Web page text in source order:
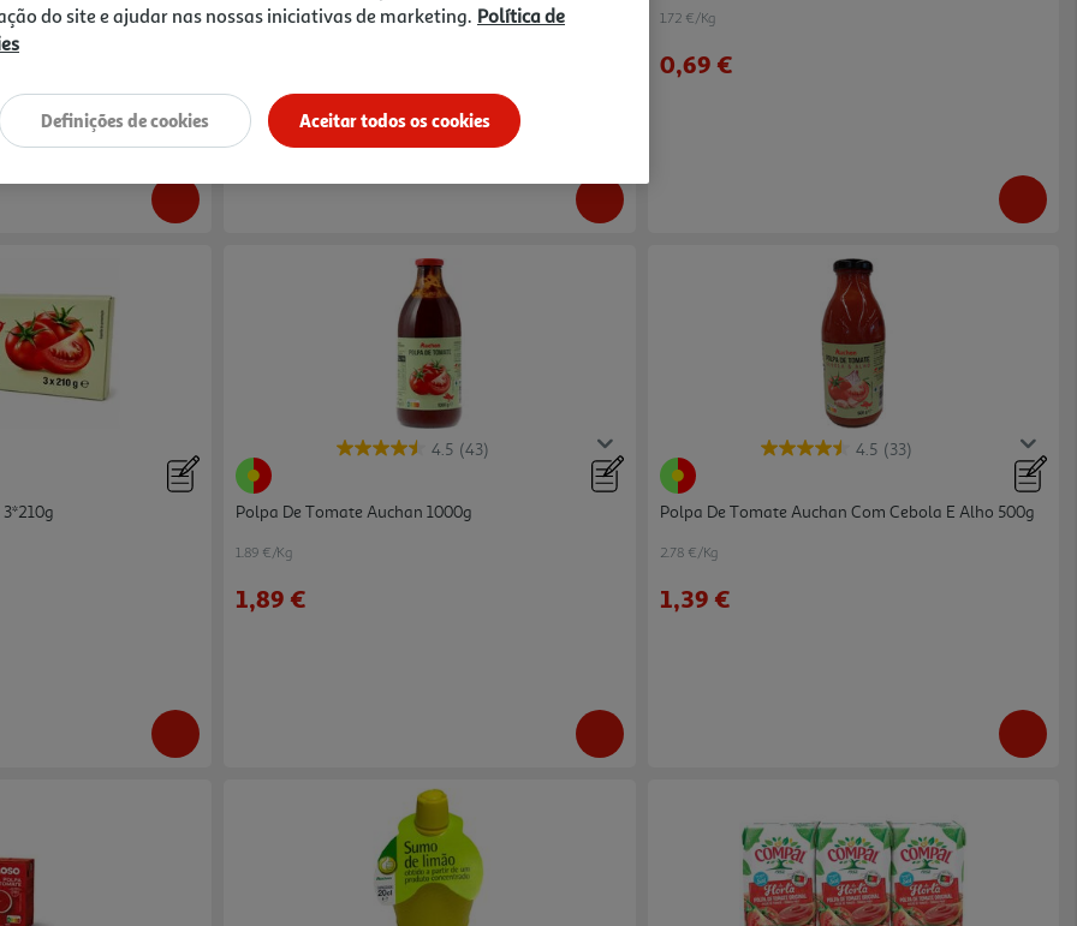
2.03 €/Kg 1.72 €/Kg
0,69 €
4.5 (43)
Polpa De Tomate Auchan 1000g
1.89 €/Kg
1,89 €
4.5 (33)
Polpa De Tomate Auchan Com Cebola E Alho 500g
2.78 €/Kg
1,39 €
do site e ajudar nas nossas iniciativas de marketing. Política de
Aceitar todos os cookies
Definições de cookies